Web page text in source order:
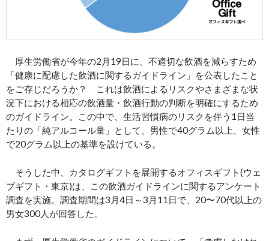
厚生労働省が今年の2月19日に、不適切な飲酒を減らすため
「健康に配慮した飲酒に関するガイドライン」を公表したこと
をご存じだろうか？ これは飲酒によるリスクやさまざまな状
況下における相応の飲酒量・飲酒行動の判断を明確にするため
のガイドライン。この中で、生活習慣病のリスクを伴う1日当
たりの「純アルコール量」として、男性で40グラム以上、女性
で20グラム以上の基準を設けている。
そうした中、カタログギフトを展開するオフィスギフト(ウェ
ブギフト・東京)は、この飲酒ガイドラインに関するアンケート
調査を実施。調査期間は3月4日～3月11日で、20〜70代以上の
男女300人が回答した。